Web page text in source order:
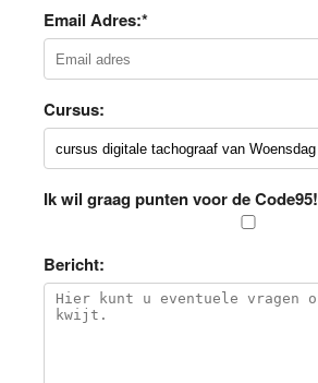
Email Adres:*
Cursus:
Ik wil graag punten voor de Code95!
Bericht: